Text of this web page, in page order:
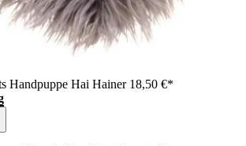
Handpuppe Hai Hainer 18,50 €*